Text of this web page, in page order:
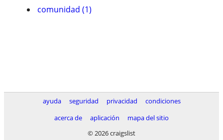
comunidad (1)
ayuda seguridad privacidad
condiciones
acerca de
aplicación
mapa del sitio
© 2026 craigslist